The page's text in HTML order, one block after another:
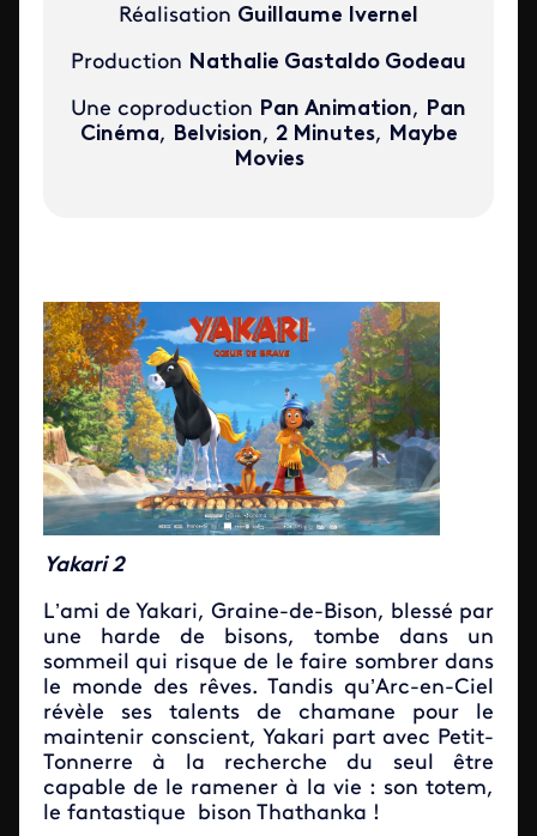
Réalisation Guillaume Ivernel
Production Nathalie Gastaldo Godeau
Une coproduction Pan Animation, Pan
Cinéma, Belvision, 2 Minutes, Maybe
Movies
Yakari 2
L’ami de Yakari, Graine-de-Bison, blessé par
une harde de bisons, tombe dans un
sommeil qui risque de le faire sombrer dans
le monde des rêves. Tandis qu’Arc-en-Ciel
révèle ses talents de chamane pour le
maintenir conscient, Yakari part avec Petit-
Tonnerre à la recherche du seul être
capable de le ramener à la vie : son totem,
le fantastique bison Thathanka !